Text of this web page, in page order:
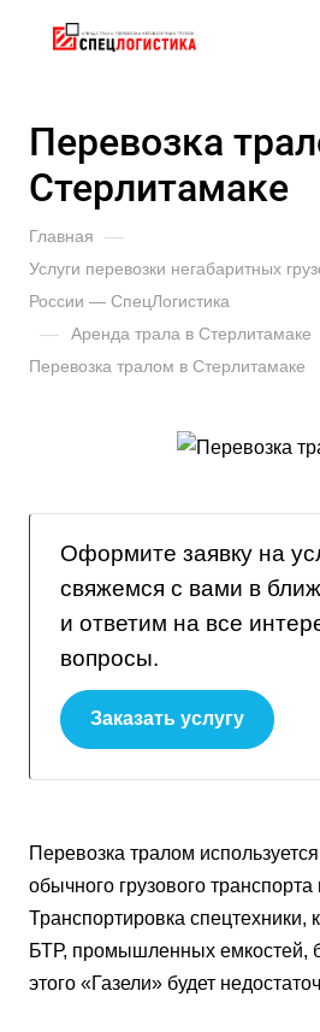
Перевозка
Стерлитамаке
Главная —
Услуги перевозки негабаритных
России — СпецЛогистика
— Аренда трала в Стерлитамаке
Перевозка тралом в Стерлитамаке
Оформите заявку на
свяжемся с вами в
и ответим на все
вопросы.
Заказать услугу
Перевозка тралом
обычного грузового транспорта
Транспортировка спецтехники,
БТР, промышленных емкостей,
этого «Газели» будет